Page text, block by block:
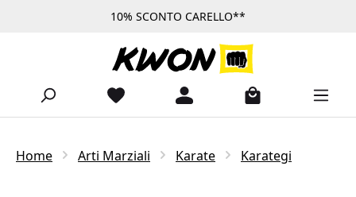
Passa al contenuto principale10% SCONTO CARELLO**
Home Arti Marziali Karate Karategi